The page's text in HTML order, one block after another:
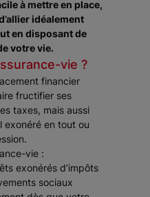
à mettre en place,
idéalement
en disposant de
votre vie.
vie ?
financier
fructifier ses
taxes, mais aussi
en tout ou
vie :
exonérés d’impôts
sociaux